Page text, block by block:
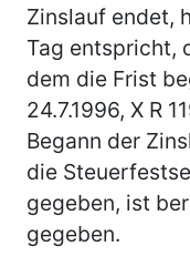
Zinslauf endet,
Tag entspricht,
dem die Frist
24.7.1996, X R
Begann der
die
gegeben, ist
gegeben.